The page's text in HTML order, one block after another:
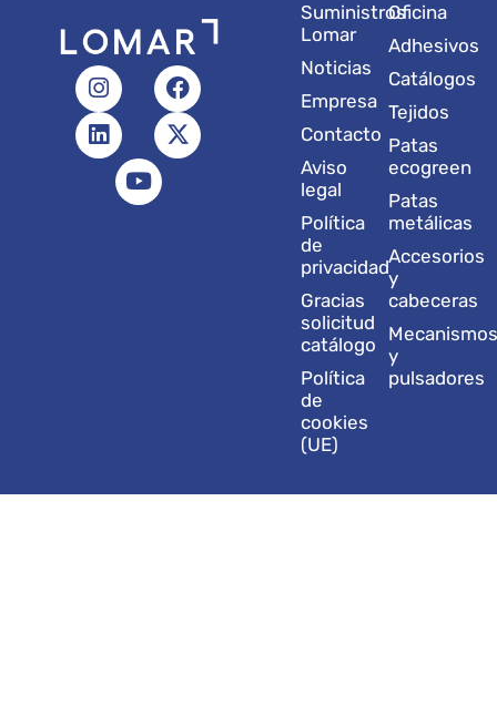
I
n
s
t
F
a
c
e
L
i
n
k
X
-
t
w
u
b
Suministros
Lomar
Noticias
Empresa
Contacto
Aviso
legal
Política
de
privacidad
Gracias
solicitud
catálogo
Política
de
cookies
(UE)
Oficina
Adhesivos
Catálogos
Tejidos
Patas
ecogreen
Patas
metálicas
Accesorios
y
cabeceras
y
pulsadores